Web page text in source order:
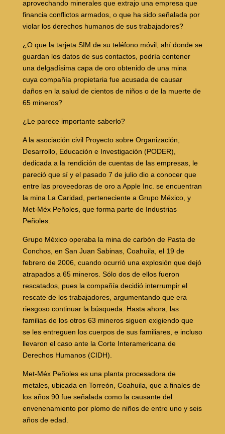
aprovechando minerales que extrajo una empresa que
financia conflictos armados, o que ha sido señalada por
violar los derechos humanos de sus trabajadores?
¿O que la tarjeta SIM de su teléfono móvil, ahí donde se
guardan los datos de sus contactos, podría contener
una delgadísima capa de oro obtenido de una mina
cuya compañía propietaria fue acusada de causar
daños en la salud de cientos de niños o de la muerte de
65 mineros?
¿Le parece importante saberlo?
A la asociación civil Proyecto sobre Organización,
Desarrollo, Educación e Investigación (PODER),
dedicada a la rendición de cuentas de las empresas, le
pareció que sí y el pasado 7 de julio dio a conocer que
entre las proveedoras de oro a Apple Inc. se encuentran
la mina La Caridad, perteneciente a Grupo México, y
Met-Méx Peñoles, que forma parte de Industrias
Peñoles.
Grupo México operaba la mina de carbón de Pasta de
Conchos, en San Juan Sabinas, Coahuila, el 19 de
febrero de 2006, cuando ocurrió una explosión que dejó
atrapados a 65 mineros. Sólo dos de ellos fueron
rescatados, pues la compañía decidió interrumpir el
rescate de los trabajadores, argumentando que era
riesgoso continuar la búsqueda. Hasta ahora, las
familias de los otros 63 mineros siguen exigiendo que
se les entreguen los cuerpos de sus familiares, e incluso
llevaron el caso ante la Corte Interamericana de
Derechos Humanos (CIDH).
Met-Méx Peñoles es una planta procesadora de
metales, ubicada en Torreón, Coahuila, que a finales de
los años 90 fue señalada como la causante del
envenenamiento por plomo de niños de entre uno y seis
años de edad.